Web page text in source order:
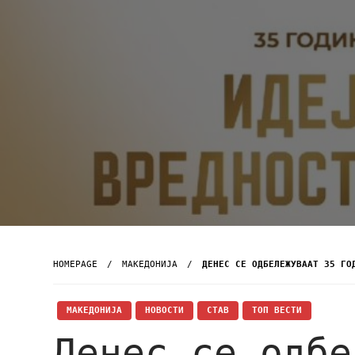
HOMEPAGE МАКЕДОНИЈА ДЕНЕС СЕ ОДБЕЛЕЖУВААТ 35
МАКЕДОНИЈА НОВОСТИ СТАВ ТОП ВЕСТИ